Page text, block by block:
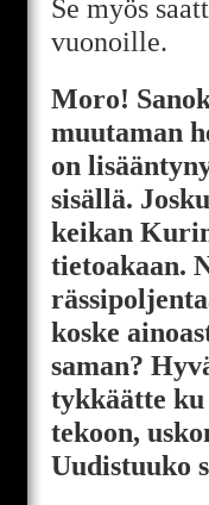
Se myös
vuonoille.
Moro!
muutaman
on
sisällä.
keikan
tietoakaan.
koske
saman?
tykkäätte
tekoon,
Uudistuuko